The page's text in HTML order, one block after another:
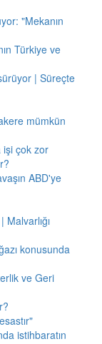
"Mekanın
Türkiye ve
| Süreçte
mümkün
işi çok zor
ABD'ye
konusunda
ve Geri
istihbaratın